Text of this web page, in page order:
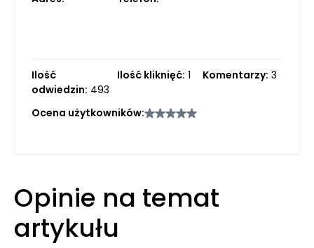
Ilość
odwiedzin: 493
Ilość kliknięć: 1 Komentarzy: 3
Ocena użytkowników:
Opinie na temat
artykułu